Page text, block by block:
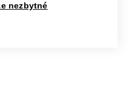
nezbytné